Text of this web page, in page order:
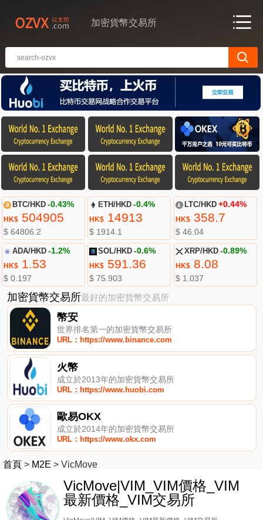
加密貨幣交易所
BTC/HKD -0.43%
HK$504905
$ 64806.2
ETH/HKD -0.4%
HK$ 14913
$ 1914.1
LTC/HKD +0.44%
HK$358.7
$ 46.04
ADA/HKD -1.2%
HK$1.53
$ 0.197
SOL/HKD -0.6%
HK$ 591.36
$ 75.903
XRP/HKD -0.89%
HK$8.08
$ 1.037
加密貨幣交易所最好的加密貨幣交易所
幣安
世界排名第一的加密貨幣交易所
URL：https://www.binance.com
火幣
成立於2013年的加密貨幣交易所
URL：https://www.huobi.com
歐易OKX
成立於2014年的加密貨幣交易所
URL：https://www.okx.com
首頁 > M2E > VicMove
VicMove|VIM_VIM價格_VIM
最新價格_VIM交易所